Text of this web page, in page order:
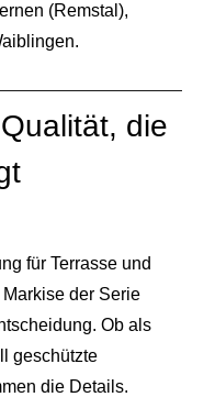
(Remstal),
.
die
für Terrasse und
der Serie
Ob als
geschützte
die Details.